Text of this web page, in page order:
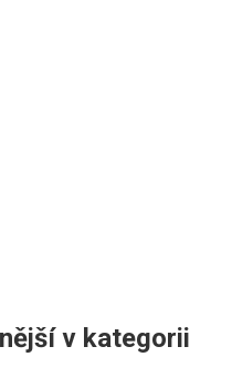
v kategorii